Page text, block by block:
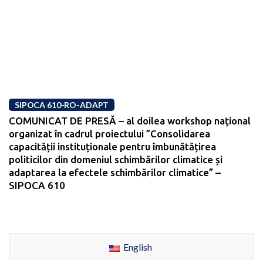
SIPOCA 610-RO-ADAPT
COMUNICAT DE PRESĂ – al doilea workshop național
organizat în cadrul proiectului ”Consolidarea
capacității instituționale pentru îmbunătățirea
politicilor din domeniul schimbărilor climatice și
adaptarea la efectele schimbărilor climatice” –
SIPOCA 610
English